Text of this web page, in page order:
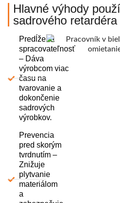
Hlavné výhody
sadrového retardéra
Predĺžená
spracovateľnosť
– Dáva
výrobcom viac
času na
tvarovanie a
dokončenie
sadrových
výrobkov.
Prevencia
pred skorým
tvrdnutím –
Znižuje
plytvanie
materiálom
a